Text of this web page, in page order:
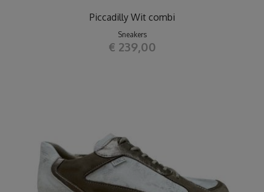
Piccadilly Wit combi
Sneakers
€ 239,00